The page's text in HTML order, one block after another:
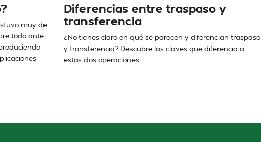
muy de
todo ante
Diferencias entre traspaso y
transferencia
¿No tienes claro en qué se parecen y diferencian traspaso
y transferencia? Descubre las claves que diferencia a
estas dos operaciones.